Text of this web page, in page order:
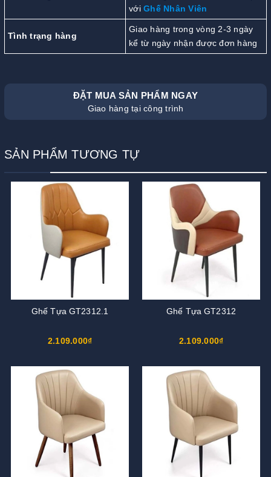
với Ghế Nhân Viên
Tình trạng hàng
Giao hàng trong vòng 2-3 ngày
kể từ ngày nhận được đơn hàng
ĐẶT MUA SẢN PHẨM NGAY
Giao hàng tại công trình
SẢN PHẨM TƯƠNG TỰ
Ghế Tựa GT2312.1
2.109.000₫
Ghế Tựa GT2312
2.109.000₫